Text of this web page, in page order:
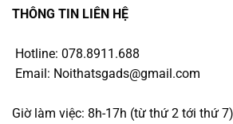
THÔNG TIN LIÊN HỆ
Hotline: 078.8911.688
Email: Noithatsgads@gmail.com
Giờ làm việc: 8h-17h (từ thứ 2 tới thứ 7)